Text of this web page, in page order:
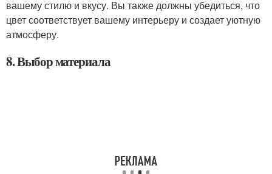
вашему стилю и вкусу. Вы также должны убедиться, что
цвет соответствует вашему интерьеру и создает уютную
атмосферу.
8. Выбор материала